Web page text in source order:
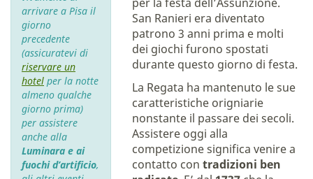
arrivare a Pisa il
giorno
precedente
(assicuratevi di
riservare un
hotel per la notte
almeno qualche
giorno prima)
per assistere
anche alla
Luminara e ai
fuochi d’artificio,
San Ranieri era diventato
patrono 3 anni prima e molti
dei giochi furono spostati
durante questo giorno di festa.
La Regata ha mantenuto le sue
caratteristiche origniarie
nonstante il passare dei secoli.
Assistere oggi alla
competizione significa venire a
contatto contradizioni ben